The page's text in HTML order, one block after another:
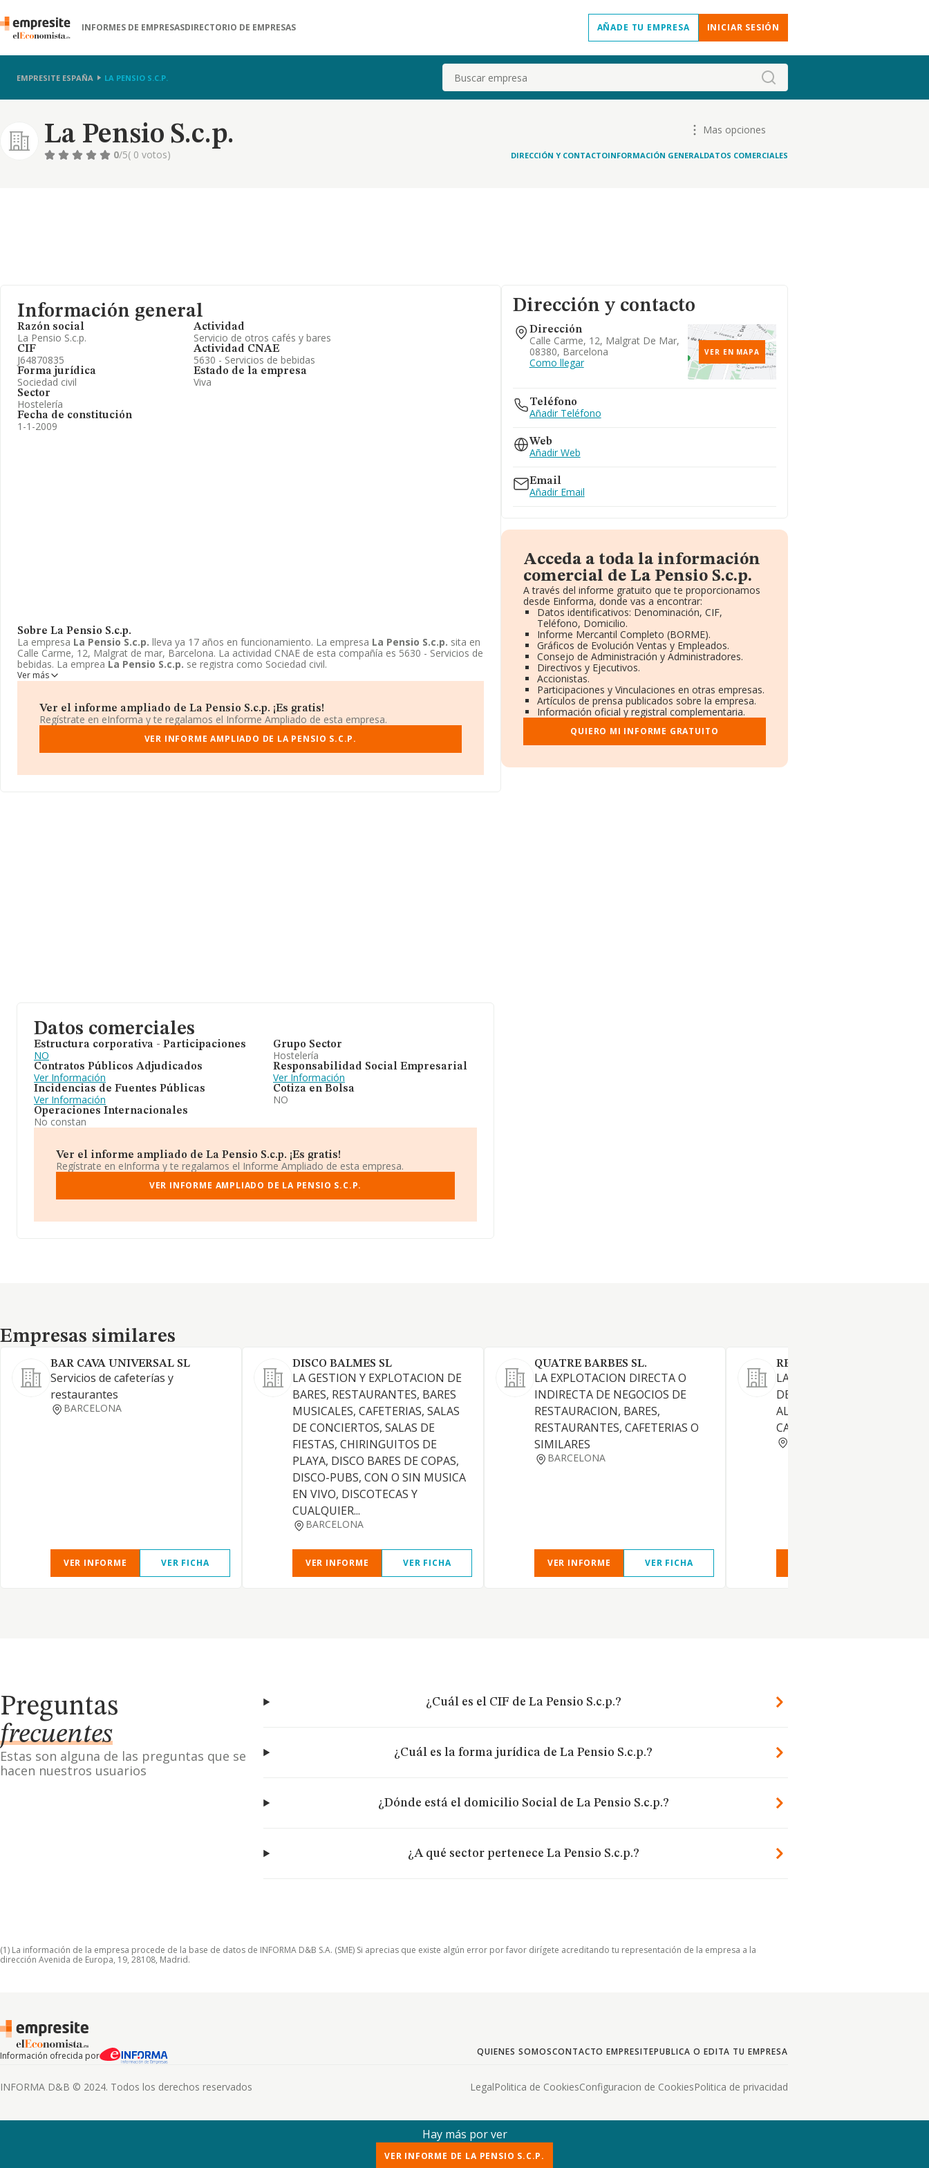
INFORMES DE EMPRESASDIRECTORIO DE EMPRESAS AÑADE TU EMPRESA INICIAR SESIÓN
EMPRESITE ESPAÑA LA PENSIO S.C.P. Buscar
La Pensio S.c.p.
Mas opciones
0/5( 0 votos) DIRECCIÓN Y CONTACTOINFORMACIÓN GENERALDATOS COMERCIALES
Información general
Razón social
La Pensio S.c.p.
CIF
J64870835
Forma jurídica
Sociedad civil
Sector
Hostelería
Fecha de constitución
1-1-2009
Actividad
Servicio de otros cafés y bares
Actividad CNAE
5630 - Servicios de bebidas
Estado de la empresa
Viva
Sobre La Pensio S.c.p.
La empresa La Pensio S.c.p. lleva ya 17 años en funcionamiento. La empresa La Pensio S.c.p. sita en
Calle Carme, 12, Malgrat de mar, Barcelona. La actividad CNAE de esta compañía es 5630 - Servicios de
bebidas. La emprea La Pensio S.c.p. se registra como Sociedad civil.
Ver más
Ver el informe ampliado de La Pensio S.c.p. ¡Es gratis!
Regístrate en eInforma y te regalamos el Informe Ampliado de esta empresa.
VER INFORME AMPLIADO DE LA PENSIO S.C.P.
Dirección y contacto
Dirección
Calle Carme, 12, Malgrat De Mar,
08380, Barcelona
Como llegar
VER EN MAPA
Teléfono
Añadir Teléfono
Web
Añadir Web
Email
Añadir Email
Acceda a toda la información
comercial de La Pensio S.c.p.
A través del informe gratuito que te proporcionamos
desde Einforma, donde vas a encontrar:
Datos identificativos: Denominación, CIF,
Teléfono, Domicilio.
Informe Mercantil Completo (BORME).
Gráficos de Evolución Ventas y Empleados.
Consejo de Administración y Administradores.
Directivos y Ejecutivos.
Accionistas.
Participaciones y Vinculaciones en otras empresas.
Artículos de prensa publicados sobre la empresa.
Información oficial y registral complementaria.
QUIERO MI INFORME GRATUITO
Datos comerciales
Estructura corporativa - Participaciones
NO
Contratos Públicos Adjudicados
Ver Información
Incidencias de Fuentes Públicas
Ver Información
Operaciones Internacionales
No constan
Grupo Sector
Hostelería
Responsabilidad Social Empresarial
Ver Información
Cotiza en Bolsa
NO
Ver el informe ampliado de La Pensio S.c.p. ¡Es gratis!
Regístrate en eInforma y te regalamos el Informe Ampliado de esta empresa.
VER INFORME AMPLIADO DE LA PENSIO S.C.P.
Empresas similares
Empresas similares
BAR CAVA UNIVERSAL SL
Servicios de cafeterías y
restaurantes
BARCELONA
VER INFORME VER FICHA
DISCO BALMES SL
LA GESTION Y EXPLOTACION DE
BARES, RESTAURANTES, BARES
MUSICALES, CAFETERIAS, SALAS
DE CONCIERTOS, SALAS DE
FIESTAS, CHIRINGUITOS DE
PLAYA, DISCO BARES DE COPAS,
DISCO-PUBS, CON O SIN MUSICA
EN VIVO, DISCOTECAS Y
CUALQUIER...
BARCELONA
VER INFORME VER FICHA
QUATRE BARBES SL.
LA EXPLOTACION DIRECTA O
INDIRECTA DE NEGOCIOS DE
RESTAURACION, BARES,
RESTAURANTES, CAFETERIAS O
SIMILARES
BARCELONA
VER INFORME VER FICHA
RESTA-CATH SL.
LA EXPLOTACION DE
DE RESTAURACION,
ALIMENTACION,
CAFETERIAS Y BARES
Preguntas
frecuentes
Estas son alguna de las preguntas que se
hacen nuestros usuarios
¿Cuál es el CIF de La Pensio S.c.p.?
¿Cuál es la forma jurídica de La Pensio S.c.p.?
¿Dónde está el domicilio Social de La Pensio S.c.p.?
¿A qué sector pertenece La Pensio S.c.p.?
(1) La información de la empresa procede de la base de datos de INFORMA D&B S.A. (SME) Si aprecias que existe algún error por favor dirígete acreditando tu representación de la empresa a la
dirección Avenida de Europa, 19, 28108, Madrid.
Información ofrecida por QUIENES SOMOSCONTACTO EMPRESITEPUBLICA O EDITA TU EMPRESA
INFORMA D&B © 2024. Todos los derechos reservados LegalPolitica de CookiesConfiguracion de CookiesPolitica de privacidad
Hay más por ver
VER INFORME DE LA PENSIO S.C.P.